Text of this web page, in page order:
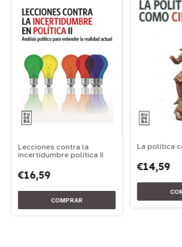
Lecciones contra la
incertidumbre política II
€16,59
La política
€14,59